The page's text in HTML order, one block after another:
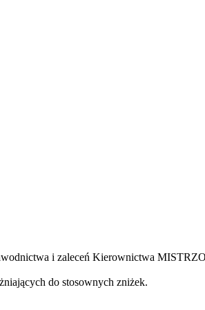
i zaleceń Kierownictwa
do stosownych zniżek.